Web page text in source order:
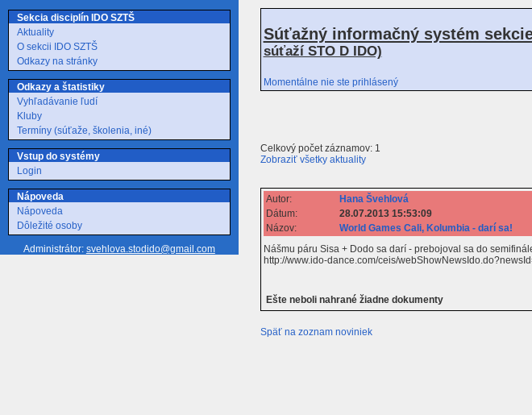
Sekcia disciplín IDO SZTŠ
Aktuality
O sekcii IDO SZTŠ
Odkazy na stránky
Odkazy a štatistiky
Vyhľadávanie ľudí
Kluby
Termíny (súťaže, školenia, iné)
Vstup do systémy
Login
Nápoveda
Nápoveda
Dôležité osoby
Administrátor: svehlova.stodido@gmail.com
Súťažný informačný systém
súťaží STO D IDO)
Momentálne nie ste prihlásený
Celkový počet záznamov: 1
Zobraziť všetky aktuality
Autor:
Hana Švehlová
Dátum:
28.07.2013 15:53:09
Názov:
World Games Cali, Kolumbia - darí sa!
Nášmu páru Sisa + Dodo sa darí - prebojoval sa do
http://www.ido-dance.com/ceis/
Ešte neboli nahrané žiadne dokumenty
Späť na zoznam noviniek